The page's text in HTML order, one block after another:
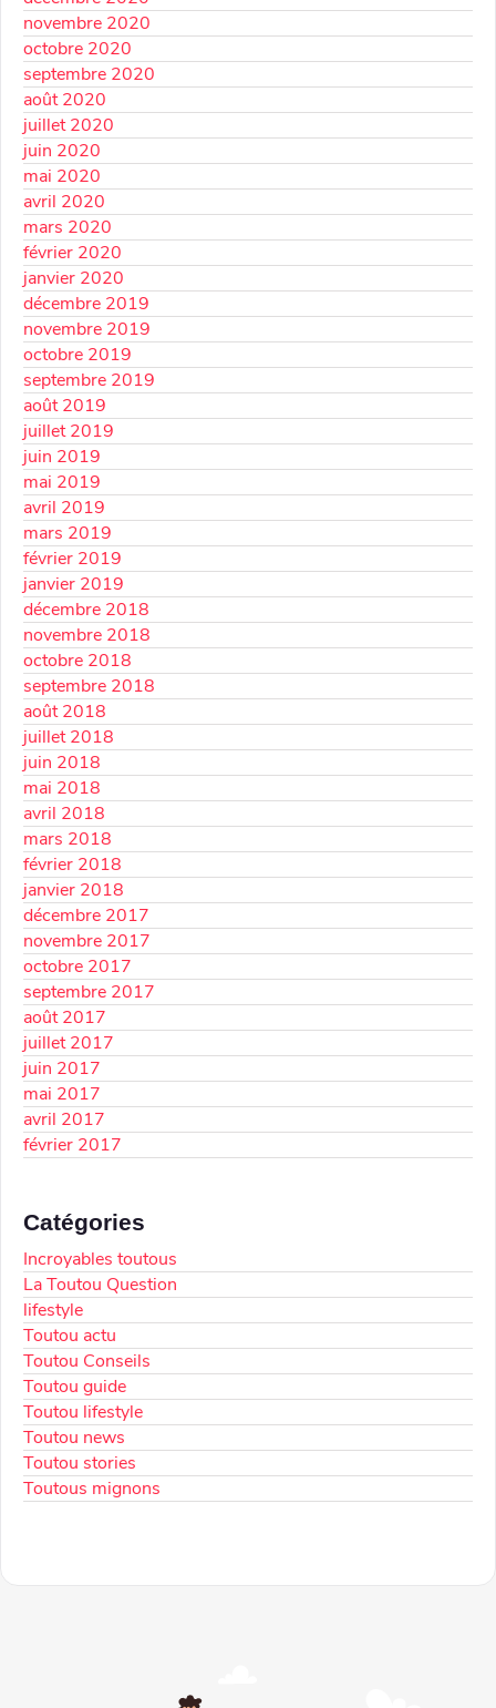
novembre 2020
octobre 2020
septembre 2020
août 2020
juillet 2020
juin 2020
mai 2020
avril 2020
mars 2020
février 2020
janvier 2020
décembre 2019
novembre 2019
octobre 2019
septembre 2019
août 2019
juillet 2019
juin 2019
mai 2019
avril 2019
mars 2019
février 2019
janvier 2019
décembre 2018
novembre 2018
octobre 2018
septembre 2018
août 2018
juillet 2018
juin 2018
mai 2018
avril 2018
mars 2018
février 2018
janvier 2018
décembre 2017
novembre 2017
octobre 2017
septembre 2017
août 2017
juillet 2017
juin 2017
mai 2017
avril 2017
février 2017
Catégories
Incroyables toutous
La Toutou Question
lifestyle
Toutou actu
Toutou Conseils
Toutou guide
Toutou lifestyle
Toutou news
Toutou stories
Toutous mignons